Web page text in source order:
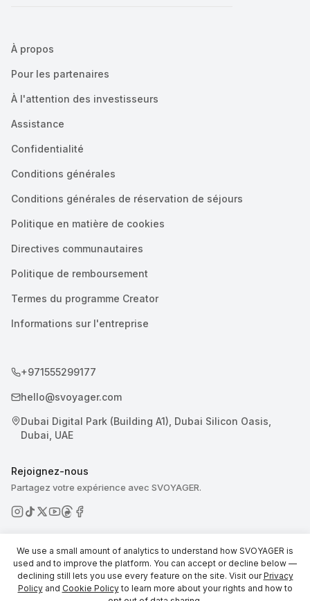
À propos
Pour les partenaires
À l'attention des investisseurs
Assistance
Confidentialité
Conditions générales
Conditions générales de réservation de séjours
Politique en matière de cookies
Directives communautaires
Politique de remboursement
Termes du programme Creator
Informations sur l'entreprise
+971555299177
hello@svoyager.com
Dubai Digital Park (Building A1), Dubai Silicon Oasis,
Dubai, UAE
Rejoignez-nous
Partagez votre expérience avec SVOYAGER.
© 2026 SVOYAGER
We use a small amount of analytics to understand how SVOYAGER is
used and to improve the platform. You can accept or decline below —
declining still lets you use every feature on the site. Visit our Privacy
Policy and Cookie Policy to learn more about your rights and how to